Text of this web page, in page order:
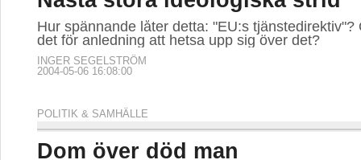
YNGVE KARLSSON
2012-12-19 07:00:00
POLITIK & SAMHÄLLE
tornen den 11
september
Det flöt in många
kommentarer till min förra
"Katarina den stora
behövde 3 dygn med häst
över